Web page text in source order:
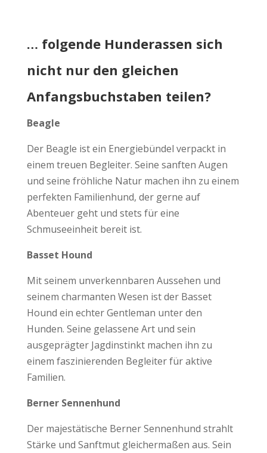
… folgende Hunderassen sich
nicht nur den gleichen
Anfangsbuchstaben teilen?
Beagle
Der Beagle ist ein Energiebündel verpackt in
einem treuen Begleiter. Seine sanften Augen
und seine fröhliche Natur machen ihn zu einem
perfekten Familienhund, der gerne auf
Abenteuer geht und stets für eine
Schmuseeinheit bereit ist.
Basset Hound
Mit seinem unverkennbaren Aussehen und
seinem charmanten Wesen ist der Basset
Hound ein echter Gentleman unter den
Hunden. Seine gelassene Art und sein
ausgeprägter Jagdinstinkt machen ihn zu
einem faszinierenden Begleiter für aktive
Familien.
Berner Sennenhund
Der majestätische Berner Sennenhund strahlt
Stärke und Sanftmut gleichermaßen aus. Sein